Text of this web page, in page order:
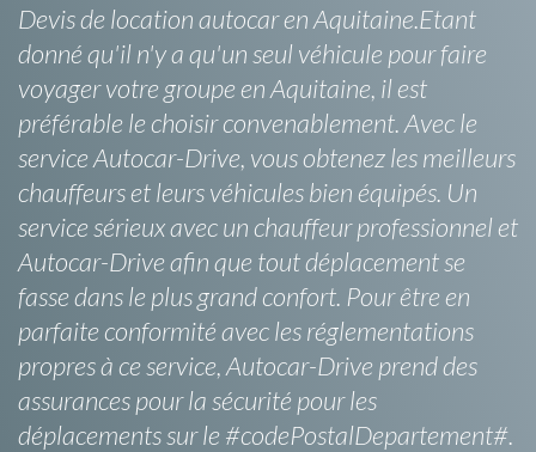
Devis de location autocar en Aquitaine.Etant
donné qu'il n'y a qu'un seul véhicule pour faire
voyager votre groupe en Aquitaine, il est
préférable le choisir convenablement. Avec le
service Autocar-Drive, vous obtenez les meilleurs
chauffeurs et leurs véhicules bien équipés. Un
service sérieux avec un chauffeur professionnel et
Autocar-Drive afin que tout déplacement se
fasse dans le plus grand confort. Pour être en
parfaite conformité avec les réglementations
propres à ce service, Autocar-Drive prend des
assurances pour la sécurité pour les
déplacements sur le #codePostalDepartement#.